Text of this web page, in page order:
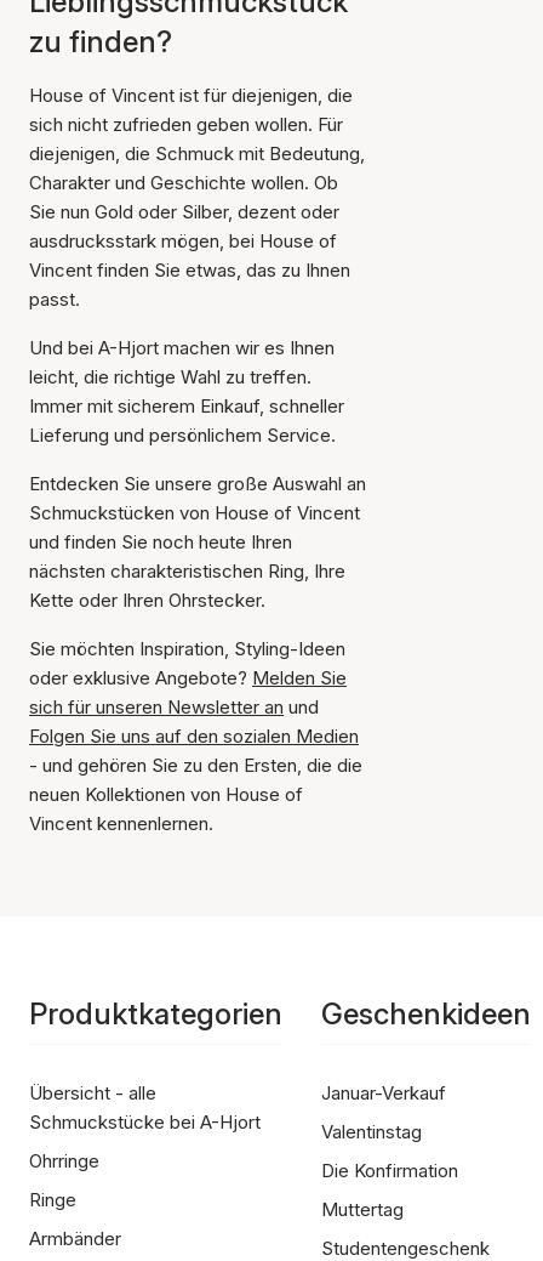
zu finden?
House of Vincent ist für diejenigen, die
sich nicht zufrieden geben wollen. Für
diejenigen, die Schmuck mit Bedeutung,
Charakter und Geschichte wollen. Ob
Sie nun Gold oder Silber, dezent oder
ausdrucksstark mögen, bei House of
Vincent finden Sie etwas, das zu Ihnen
passt.
Und bei A-Hjort machen wir es Ihnen
leicht, die richtige Wahl zu treffen.
Immer mit sicherem Einkauf, schneller
Lieferung und persönlichem Service.
Entdecken Sie unsere große Auswahl an
Schmuckstücken von House of Vincent
und finden Sie noch heute Ihren
nächsten charakteristischen Ring, Ihre
Kette oder Ihren Ohrstecker.
Sie möchten Inspiration, Styling-Ideen
oder exklusive Angebote? Melden Sie
sich für unseren Newsletter an und
Folgen Sie uns auf den sozialen Medien
- und gehören Sie zu den Ersten, die die
neuen Kollektionen von House of
Vincent kennenlernen.
Produktkategorien
Übersicht - alle
Schmuckstücke bei A-Hjort
Ohrringe
Ringe
Armbänder
Geschenkideen
Januar-Verkauf
Valentinstag
Die Konfirmation
Muttertag
Studentengeschenk